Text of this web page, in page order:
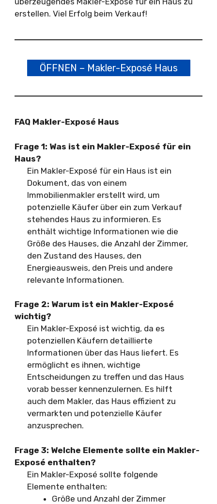
erstellen. Viel Erfolg beim Verkauf!
ÖFFNEN – Makler-Exposé Haus
FAQ Makler-Exposé Haus
Frage 1: Was ist ein Makler-Exposé für ein
Haus?
Ein Makler-Exposé für ein Haus ist ein
Dokument, das von einem
Immobilienmakler erstellt wird, um
potenzielle Käufer über ein zum Verkauf
stehendes Haus zu informieren. Es
enthält wichtige Informationen wie die
Größe des Hauses, die Anzahl der Zimmer,
den Zustand des Hauses, den
Energieausweis, den Preis und andere
relevante Informationen.
Frage 2: Warum ist ein Makler-Exposé
wichtig?
Ein Makler-Exposé ist wichtig, da es
potenziellen Käufern detaillierte
Informationen über das Haus liefert. Es
ermöglicht es ihnen, wichtige
Entscheidungen zu treffen und das Haus
vorab besser kennenzulernen. Es hilft
auch dem Makler, das Haus effizient zu
vermarkten und potenzielle Käufer
anzusprechen.
Frage 3: Welche Elemente sollte ein Makler-
Exposé enthalten?
Ein Makler-Exposé sollte folgende
Elemente enthalten:
Größe und Anzahl der Zimmer